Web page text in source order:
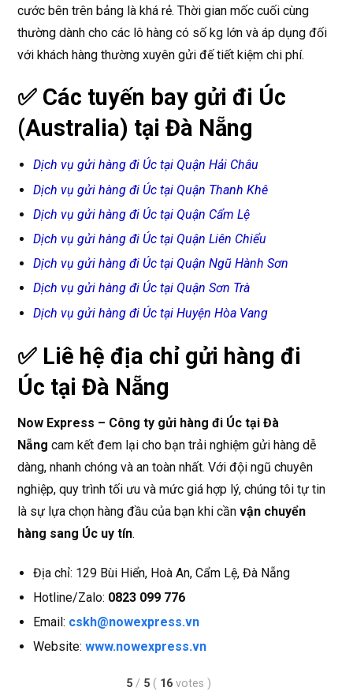
cước bên trên bảng là khá rẻ. Thời gian mốc cuối cùng
thường dành cho các lô hàng có số kg lớn và áp dụng đối
với khách hàng thường xuyên gửi đế tiết kiệm chi phí.
✅ Các tuyến bay gửi đi Úc
(Australia) tại Đà Nẵng
Dịch vụ gửi hàng đi Úc tại Quận Hải Châu
Dịch vụ gửi hàng đi Úc tại Quận Thanh Khê
Dịch vụ gửi hàng đi Úc tại Quận Cẩm Lệ
Dịch vụ gửi hàng đi Úc tại Quận Liên Chiểu
Dịch vụ gửi hàng đi Úc tại Quận Ngũ Hành Sơn
Dịch vụ gửi hàng đi Úc tại Quận Sơn Trà
Dịch vụ gửi hàng đi Úc tại Huyện Hòa Vang
✅ Liê hệ địa chỉ gửi hàng đi
Úc tại Đà Nẵng
Now Express – Công ty gửi hàng đi Úc tại Đà
Nẵng cam kết đem lại cho bạn trải nghiệm gửi hàng dễ
dàng, nhanh chóng và an toàn nhất. Với đội ngũ chuyên
nghiệp, quy trình tối ưu và mức giá hợp lý, chúng tôi tự tin
là sự lựa chọn hàng đầu của bạn khi cầnvận chuyển
hàng sang Úc uy tín.
Địa chỉ: 129 Bùi Hiển, Hoà An, Cẩm Lệ, Đà Nẵng
Hotline/Zalo: 0823 099 776
Email: cskh@nowexpress.vn
Website:www.nowexpress.vn
5 / 5 ( 16 votes )